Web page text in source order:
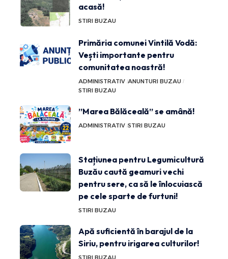
acasă!
STIRI BUZAU
Primăria comunei Vintilă Vodă:
Vești importante pentru
comunitatea noastră!
ADMINISTRATIV ANUNTURI BUZAU
STIRI BUZAU
”Marea Bălăceală” se amână!
ADMINISTRATIV STIRI BUZAU
Stațiunea pentru Legumicultură
Buzău caută geamuri vechi
pentru sere, ca să le înlocuiască
pe cele sparte de furtuni!
STIRI BUZAU
Apă suficientă în barajul de la
Siriu, pentru irigarea culturilor!
STIRI BUZAU